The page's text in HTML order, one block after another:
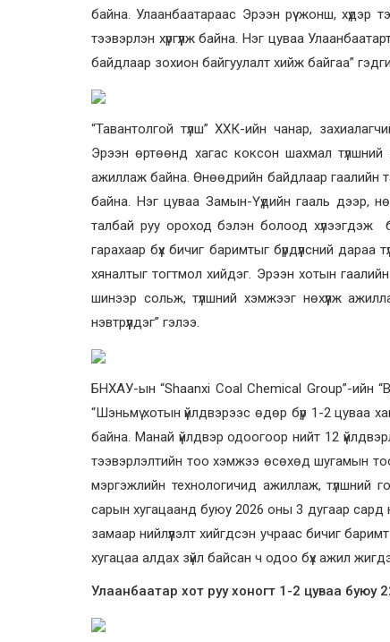
байна. Улаанбаатараас Эрээн рүү жонш,
тээвэрлэн хүргүүлж байна. Нэг цуваа
байдлаар зохион байгуулалт хийж байгаа”
“Тавантолгой түлш” ХХК-ийн чанар,
Эрээн өртөөнд хагас коксон шахмал түлшний
ажиллаж байна. Өнөөдрийн байдлаар гаалийн
байна. Нэг цуваа Замын-Үүдийн гааль дээр,
талбай руу ороход бэлэн болоод хүлээгдэж
гарахаар бүх бичиг баримтыг бүрдүүлсний
хяналтыг тогтмол хийдэг. Эрээн хотын
шинээр сольж, түлшний хэмжээг нөхүүлж
нэвтрүүлдэг” гэлээ.
БНХАУ-ын “Shaanxi Coal Chemical Group”-ийн
“Шэньмү хотын үйлдвэрээс өдөр бүр 1-2 цуваа
байна. Манай үйлдвэр одоогоор нийт 12
тээвэрлэлтийн тоо хэмжээ өсөхөд шугамын тоо,
мэргэжлийн технологичид ажиллаж, түлшний
сарын хугацаанд буюу 2026 оны 3 дугаар сард
замаар нийлүүлэлт хийгдсэн учраас бичиг
хугацаа алдах зүйл байсан ч одоо бүх ажил
Улаанбаатар хот руу хоногт 1-2 цуваа буюу